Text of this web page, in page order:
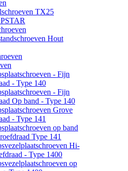
TX25
Hout
- Fijn
- Type 140
- Fijn
Op band - Type 140
Grove
- Type 141
op band
Type 141
Hi-
- Type 1400
op